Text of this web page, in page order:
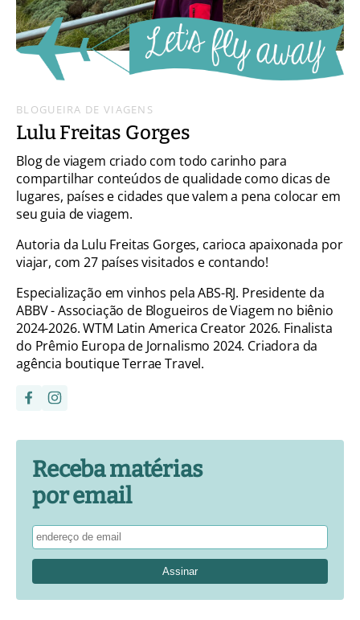
BLOGUEIRA DE VIAGENS
Lulu Freitas Gorges
Blog de viagem criado com todo carinho para
compartilhar conteúdos de qualidade como dicas de
lugares, países e cidades que valem a pena colocar em
seu guia de viagem.
Autoria da Lulu Freitas Gorges, carioca apaixonada por
viajar, com 27 países visitados e contando!
Especialização em vinhos pela ABS-RJ. Presidente da
ABBV - Associação de Blogueiros de Viagem no biênio
2024-2026. WTM Latin America Creator 2026. Finalista
do Prêmio Europa de Jornalismo 2024. Criadora da
agência boutique Terrae Travel.
Receba matérias
por email